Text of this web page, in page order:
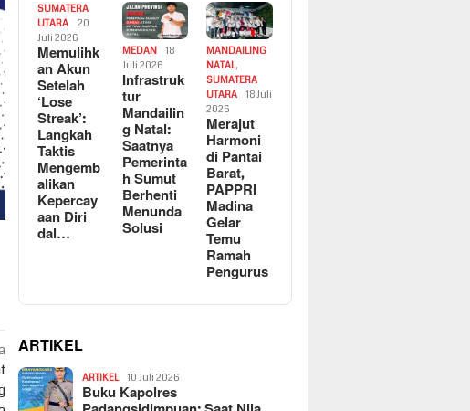
SUMATERA
UTARA
20
Juli 2026
Memulihk
an Akun
Setelah
‘Lose
Streak’:
Langkah
Taktis
Mengemb
alikan
Kepercay
aan Diri
dal…
MEDAN
18
Juli 2026
Infrastruk
tur
Mandailin
g Natal:
Saatnya
Pemerinta
h Sumut
Berhenti
Menunda
Solusi
MANDAILING
NATAL,
SUMATERA
UTARA
18 Juli
2026
Merajut
Harmoni
di Pantai
Barat,
PAPPRI
Madina
Gelar
Temu
Ramah
Pengurus
ARTIKEL
ARTIKEL 10 Juli 2026
Buku Kapolres